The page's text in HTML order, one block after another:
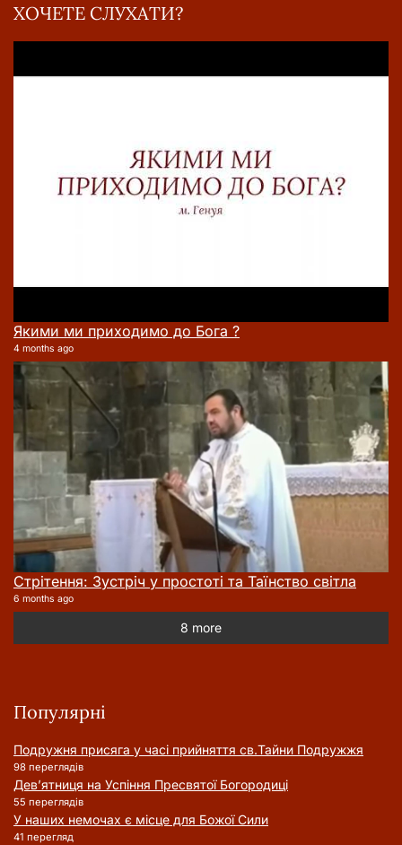
ХОЧЕТЕ СЛУХАТИ?
Якими ми приходимо до Бога ?
4 months ago
Стрітення: Зустріч у простоті та Таїнство світла
6 months ago
8 more
Популярні
Подружня присягa у часі прийняття cв.Тайни Подружжя
98 переглядів
Дев’ятниця на Успіння Пресвятої Богородиці
55 переглядів
У наших немочах є місце для Божої Сили
41 перегляд